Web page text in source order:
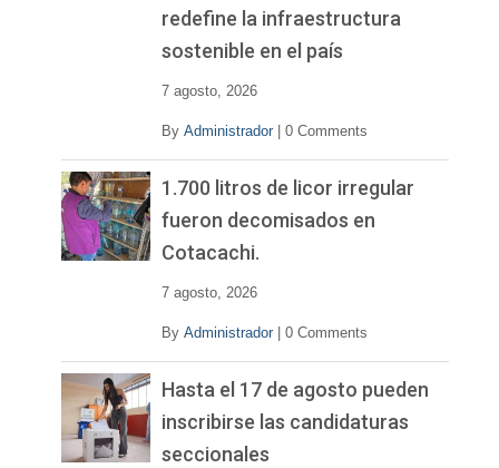
redefine la infraestructura
sostenible en el país
7 agosto, 2026
By Administrador 0 Comments
1.700 litros de licor irregular
fueron decomisados en
Cotacachi.
7 agosto, 2026
By Administrador 0 Comments
Hasta el 17 de agosto pueden
inscribirse las candidaturas
seccionales